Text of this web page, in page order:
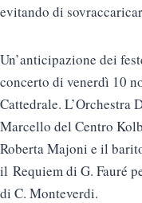
evitando di
Un’anticipazione dei
concerto di venerdì 10
Cattedrale. L’Orchestra
Marcello del Centro
Roberta Majoni e il
il Requiem di G. Fauré
di C. Monteverdi.